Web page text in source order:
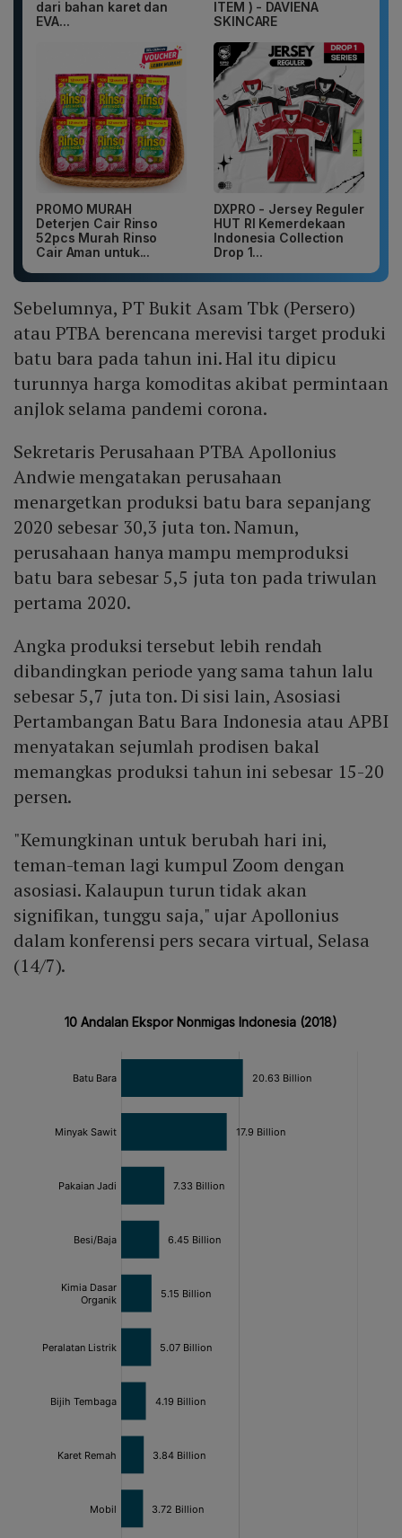
dari bahan karet dan
EVA...
ITEM ) - DAVIENA
SKINCARE
PROMO MURAH
Deterjen Cair Rinso
52pcs Murah Rinso
Cair Aman untuk...
DXPRO - Jersey Reguler
HUT RI Kemerdekaan
Indonesia Collection
Drop 1...
Sebelumnya, PT Bukit Asam Tbk (Persero)
atau PTBA berencana merevisi target produki
batu bara pada tahun ini. Hal itu dipicu
turunnya harga komoditas akibat permintaan
anjlok selama pandemi corona.
Sekretaris Perusahaan PTBA Apollonius
Andwie mengatakan perusahaan
menargetkan produksi batu bara sepanjang
2020 sebesar 30,3 juta ton. Namun,
perusahaan hanya mampu memproduksi
batu bara sebesar 5,5 juta ton pada triwulan
pertama 2020.
Angka produksi tersebut lebih rendah
dibandingkan periode yang sama tahun lalu
sebesar 5,7 juta ton. Di sisi lain, Asosiasi
Pertambangan Batu Bara Indonesia atau APBI
menyatakan sejumlah prodisen bakal
memangkas produksi tahun ini sebesar 15-20
persen.
"Kemungkinan untuk berubah hari ini,
teman-teman lagi kumpul Zoom dengan
asosiasi. Kalaupun turun tidak akan
signifikan, tunggu saja," ujar Apollonius
dalam konferensi pers secara virtual, Selasa
(14/7).